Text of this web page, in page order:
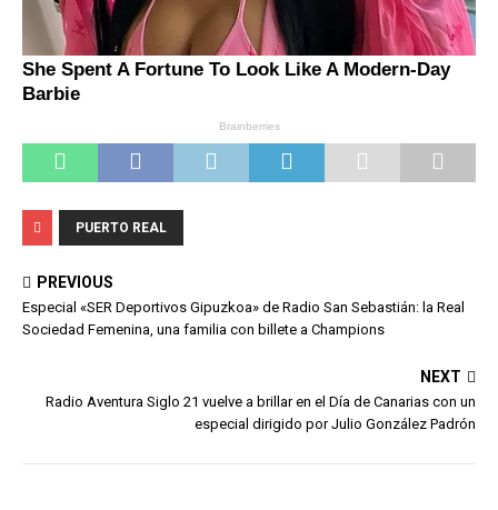
PUERTO REAL
PREVIOUS
Especial «SER Deportivos Gipuzkoa» de Radio San Sebastián: la Real
Sociedad Femenina, una familia con billete a Champions
NEXT
Radio Aventura Siglo 21 vuelve a brillar en el Día de Canarias con un
especial dirigido por Julio González Padrón